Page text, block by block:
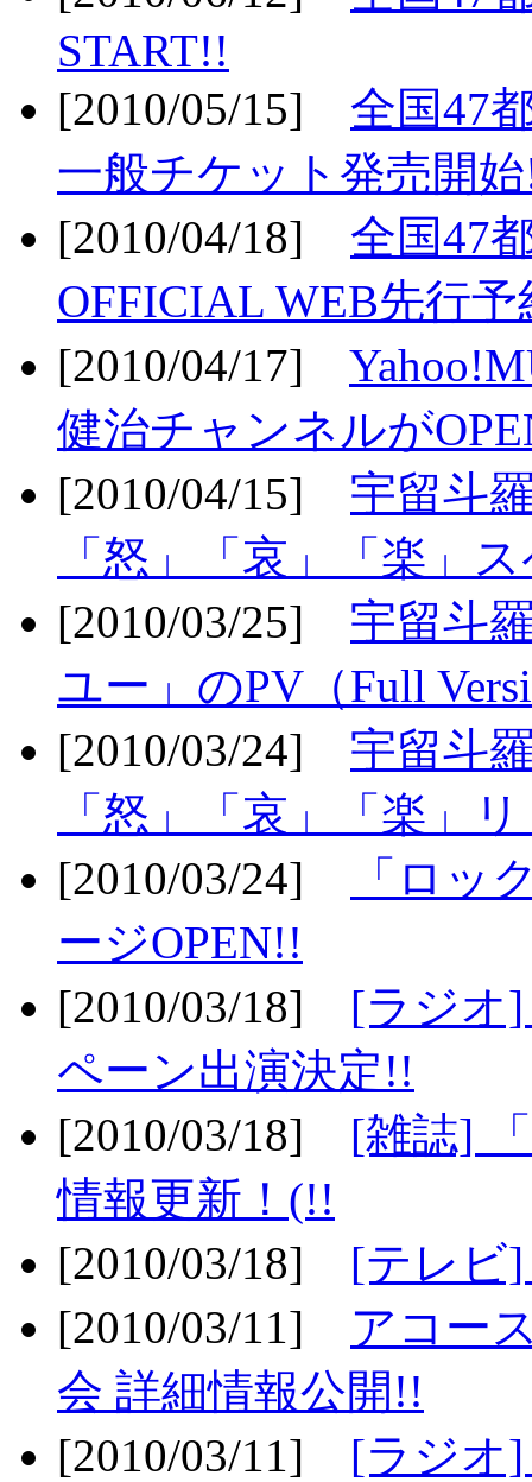
START!!
[2010/05/15] 全国47
一般チケット発売開
[2010/04/18] 全国47
OFFICIAL WEB先行
[2010/04/17]
健治チャンネルが
[2010/04/15] 宇留斗
「怒」「哀」「楽」
[2010/03/25] 宇留斗
ユー」のPV（Full
[2010/03/24] 宇留斗
「怒」「哀」「楽」
[2010/03/24]
「ロッ
ージOPEN!!
[2010/03/18] [ラジオ
ペーン出演決定!!
[2010/03/18] [雑誌]
情報更新！(!!
[2010/03/18] [テレビ
[2010/03/11] アコー
会 詳細情報公開!!
[2010/03/11] [ラジオ